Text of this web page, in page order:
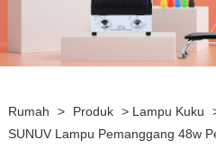
Rumah > Produk > Lampu Kuku
SUNUV Lampu Pemanggang 48w